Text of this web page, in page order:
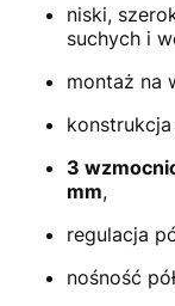
niski,
suchych i
montaż na
3
mm,
regulacja
nośność